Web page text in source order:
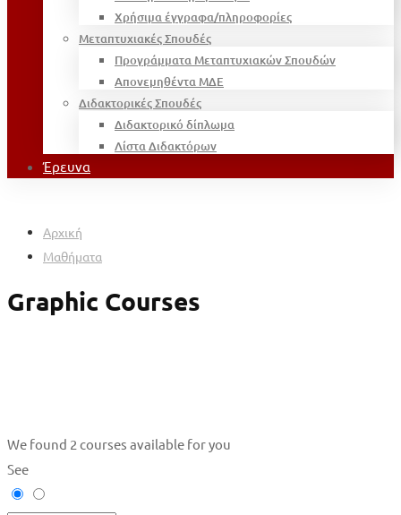
Χρήσιμα έγγραφα/πληροφορίες
Μεταπτυχιακές Σπουδές
Προγράμματα Μεταπτυχιακών Σπουδών
Απονεμηθέντα ΜΔΕ
Διδακτορικές Σπουδές
Διδακτορικό δίπλωμα
Λίστα Διδακτόρων
Έρευνα
Αρχική
Μαθήματα
Graphic Courses
We found 2 courses available for you
See